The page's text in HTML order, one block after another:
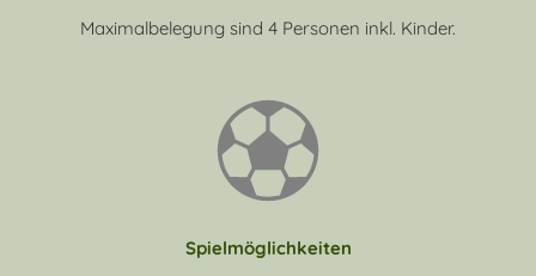
Maximalbelegung sind 4 Personen inkl. Kinder.
Spielmöglichkeiten